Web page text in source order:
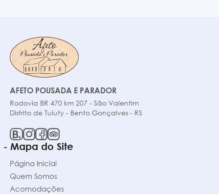
AFETO POUSADA E PARADOR
Rodovia BR 470 km 207 - São Valentim
Distrito de Tuiuty - Bento Gonçalves - RS
- Mapa do Site
Página Inicial
Quem Somos
Acomodações